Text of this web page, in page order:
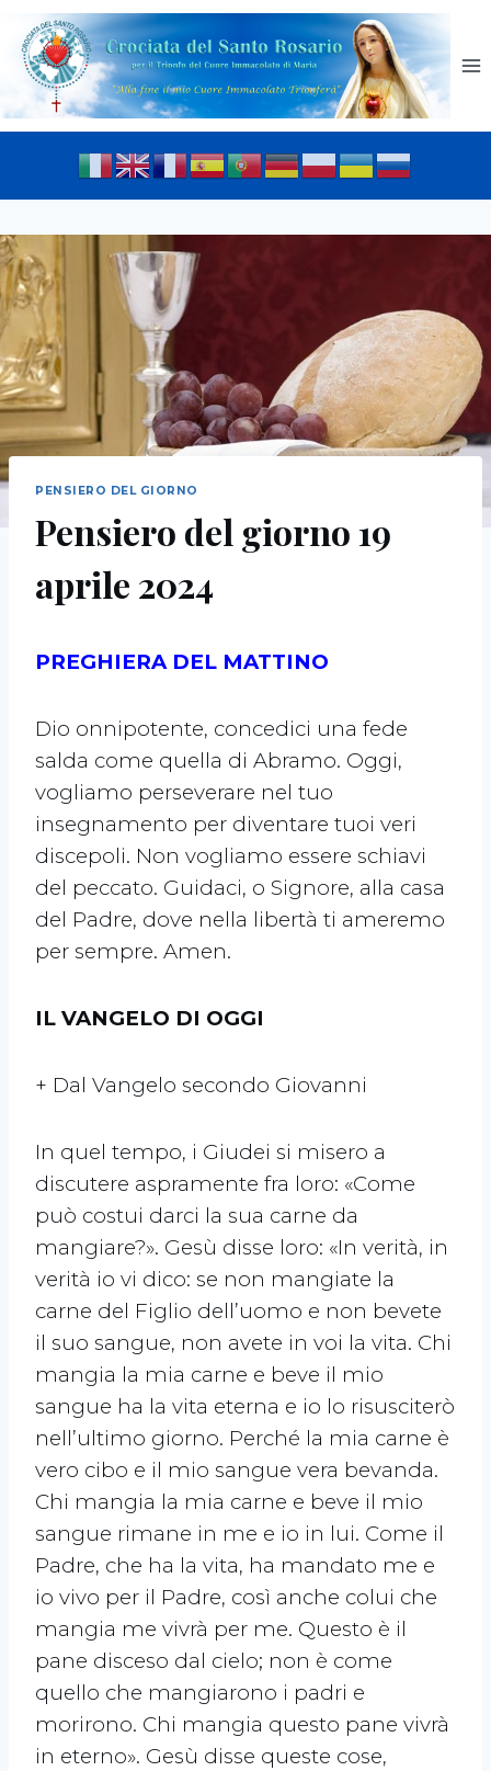
PENSIERO DEL GIORNO
Pensiero del giorno 19
aprile 2024
PREGHIERA DEL MATTINO
Dio onnipotente, concedici una fede
salda come quella di Abramo. Oggi,
vogliamo perseverare nel tuo
insegnamento per diventare tuoi veri
discepoli. Non vogliamo essere schiavi
del peccato. Guidaci, o Signore, alla casa
del Padre, dove nella libertà ti ameremo
per sempre. Amen.
IL VANGELO DI OGGI
+ Dal Vangelo secondo Giovanni
In quel tempo, i Giudei si misero a
discutere aspramente fra loro: «Come
può costui darci la sua carne da
mangiare?». Gesù disse loro: «In verità, in
verità io vi dico: se non mangiate la
carne del Figlio dell’uomo e non bevete
il suo sangue, non avete in voi la vita. Chi
mangia la mia carne e beve il mio
sangue ha la vita eterna e io lo risusciterò
nell’ultimo giorno. Perché la mia carne è
vero cibo e il mio sangue vera bevanda.
Chi mangia la mia carne e beve il mio
sangue rimane in me e io in lui. Come il
Padre, che ha la vita, ha mandato me e
io vivo per il Padre, così anche colui che
mangia me vivrà per me. Questo è il
pane disceso dal cielo; non è come
quello che mangiarono i padri e
morirono. Chi mangia questo pane vivrà
in eterno». Gesù disse queste cose,